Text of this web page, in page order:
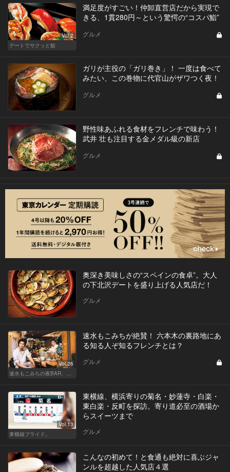
Vol.2
デートでサクッと鮨
満足度がすごい！仲卸直営店だから実現で
きる、1貫280円～という驚愕の“コスパ鮨”
グルメ
ガリが主役の「ガリ巻き」！ 一度は食べて
みたい、この巻物に代官山がザワつく夜！
グルメ
野性味あふれる食材をフレンチで味わう！
武井 壮も注目する金メダル級の新店
グルメ
奥深き美味しさの“スペインの食卓”。大人
の下北沢デートを盛り上げる人気店だ！
グルメ
Vol.26
速水もこみちの夜BAR、夜メシ、夜レシピ
速水もこみちが絶賛！ 六本木の裏路地にあ
る知る人ぞ知るフレンチとは？
グルメ
Vol.13
東横線プライド。
東横線、横浜寄りの菊名・妙蓮寺・白楽・
東白楽・反町を探訪。寄り道必至の酒場か
らスイーツまで
グルメ
こんなの初めて！と食通も絶対に喜ぶジャ
ンルを超越した人気店４選